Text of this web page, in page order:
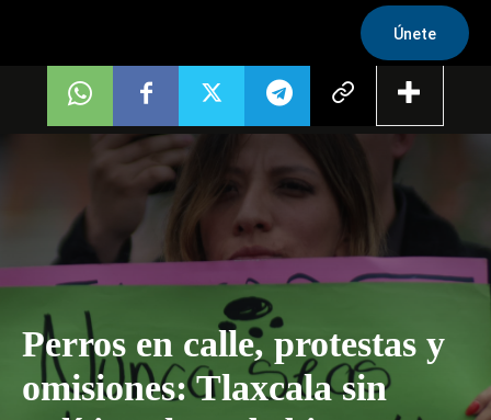
Únete
Perros en calle, protestas y
omisiones: Tlaxcala sin